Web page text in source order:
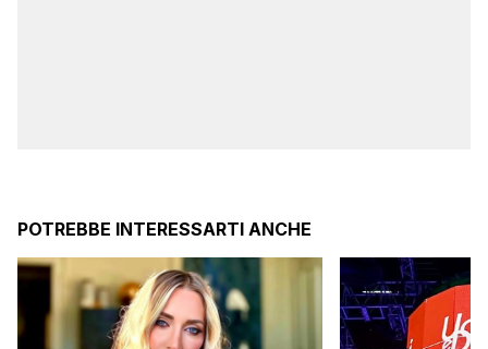
POTREBBE INTERESSARTI ANCHE